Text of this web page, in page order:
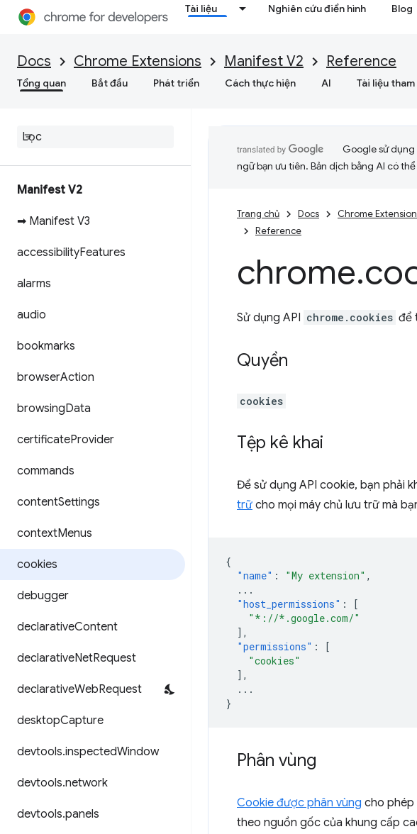
Tài liệu Nghiên cứu điển hình Blog
Docs Chrome Extensions Manifest V2 Reference
Tổng quan Bắt đầu Phát triển Cách thực hiện AI Tài liệu
Manifest V2
➡ Manifest V3
accessibilityFeatures
alarms
audio
bookmarks
browserAction
browsingData
certificateProvider
commands
contentSettings
contextMenus
cookies
debugger
declarativeContent
declarativeNetRequest
declarativeWebRequest
desktopCapture
devtools.inspectedWindow
devtools.network
devtools.panels
Google sử
ngữ bạn ưu tiên. Bản dịch bằng AI có
Trang chủ Docs Chrome
Reference
chrome.
Sử dụng API chrome.cookies để
Quyền
cookies
Tệp kê khai
Để sử dụng API cookie, bạn phải
trữ cho mọi máy chủ lưu trữ mà
{
"name" : "My extension" ,
...
"host_permissions" :
[
"*://*.google.com/"
],
"permissions" :
[
"cookies"
],
...
}
Phân vùng
Cookie được phân vùng cho phép
theo nguồn gốc của khung cấp